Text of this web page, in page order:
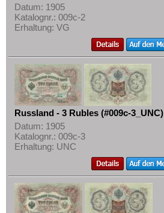
Datum: 1905
Katalognr.: 009c-2
Erhaltung: VG
Russland - 3 Rubles (#009c-3_UNC)
Datum: 1905
Katalognr.: 009c-3
Erhaltung: UNC